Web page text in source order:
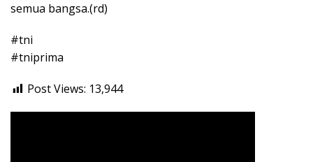
semua bangsa.(rd)
#tni
#tniprima
Post Views: 13,944